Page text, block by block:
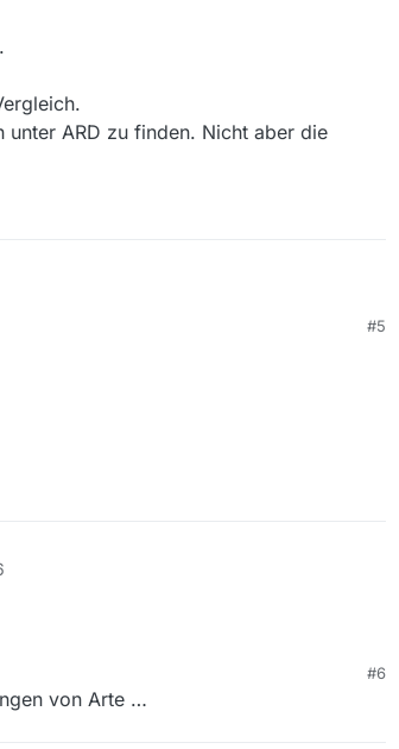
unter ARD zu finden. Nicht aber die
in der Filmliste für “ARD” und ZDF
#5
#6
von Arte …